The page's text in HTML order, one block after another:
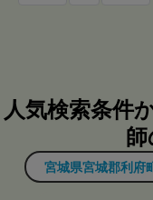
人気検索条件
宮城県宮城郡利府